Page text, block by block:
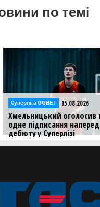
по темі
GGBET 05.08.2026
оголосив про ще
напередодні
у Суперлізі
Гуля продовжить виступати